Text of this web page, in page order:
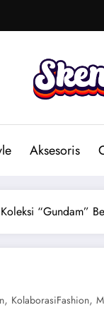
Aksesoris
“Gundam”
, KolaborasiFashion,